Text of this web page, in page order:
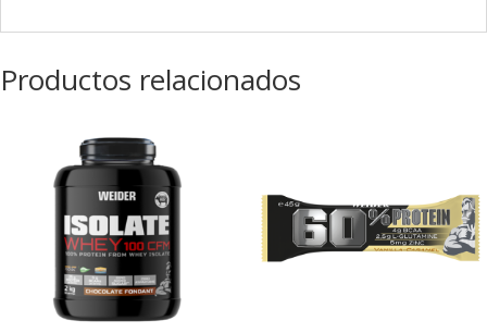
Productos relacionados